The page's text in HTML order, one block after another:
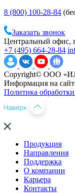
8 (800) 100-28-84
Заказать звонок
Центральный офис,
+7 (495) 664-28-84
Copyright© ООО
Информация на
Политика
Продукция
Направления
Поддержка
О компании
Карьера
Контакты